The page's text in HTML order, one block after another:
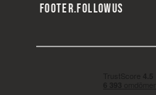
FOOTER.FOLLOWUS